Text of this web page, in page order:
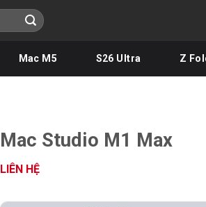
Mac M5 S26 Ultra Z
Mac Studio M1 Max
LIÊN HỆ